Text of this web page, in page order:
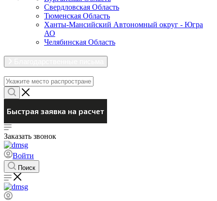
Свердловская Область
Тюменская Область
Ханты-Мансийский Автономный округ - Югра
АО
Челябинская Область
Заказать звонок
Войти
Поиск